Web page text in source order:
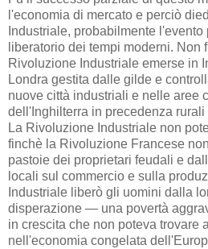
l'economia di mercato e perciò
Industriale, probabilmente
liberatorio dei tempi moderni. Non
Rivoluzione Industriale emerse in
Londra gestita dalle gilde e
nuove città industriali e nelle aree
dell'Inghilterra in precedenza
La Rivoluzione Industriale non
finchè la Rivoluzione Francese
pastoie dei proprietari feudali e
locali sul commercio e sulla
Industriale liberò gli uomini dalla
disperazione — una povertà
in crescita che non poteva trovare
nell'economia congelata